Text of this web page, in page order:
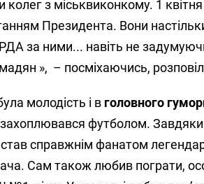
колег з міськвиконкому. 1
Президента. Вони
за ними... навіть не
», – посміхаючись,
молодість і в головного
захоплювався футболом.
справжнім фанатом
Сам також любив пограти,